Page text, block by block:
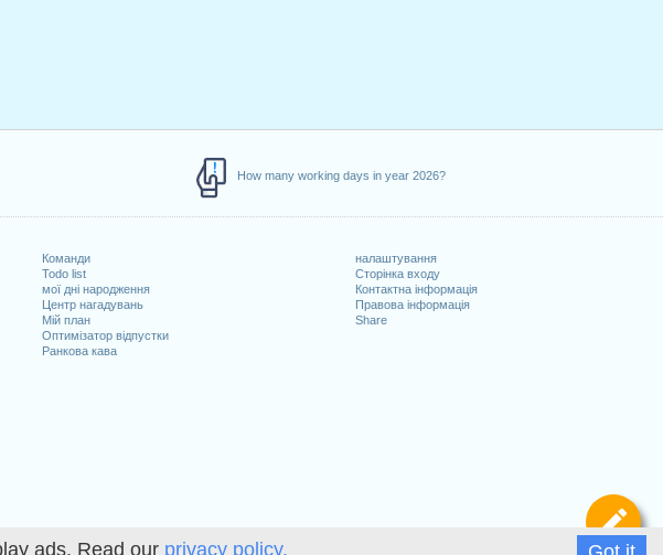
ads. Read our privacy policy.
How many working days in year 2026?
Команди
Todo list
мої дні народження
Центр нагадувань
Мій план
Оптимізатор відпустки
Ранкова кава
налаштування
Сторінка входу
Контактна інформація
Правова інформація
Share